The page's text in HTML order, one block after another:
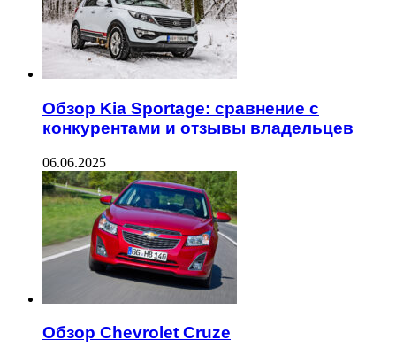
Обзор Kia Sportage: сравнение с
конкурентами и отзывы владельцев
06.06.2025
Обзор Chevrolet Cruze